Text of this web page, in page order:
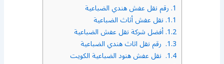
1. رقم نقل عفش هندي الضباعية
1.1. نقل عفش أثاث الضباعية
1.2. أفضل شركة نقل عفش الضباعية
1.3. رقم نقل اثاث هندي الضباعية
1.4. نقل عفش هنود الضباعية الكويت